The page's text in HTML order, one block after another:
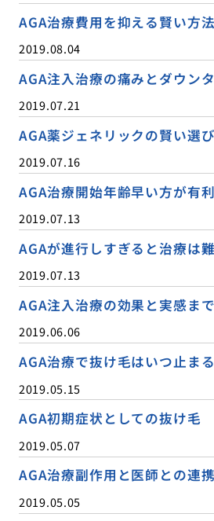
AGA治療費用を抑える賢い方法
2019.08.04
AGA注入治療の痛みとダウン
2019.07.21
AGA薬ジェネリックの賢い選
2019.07.16
AGA治療開始年齢早い方が有
2019.07.13
AGAが進行しすぎると治療は
2019.07.13
AGA注入治療の効果と実感ま
2019.06.06
AGA治療で抜け毛はいつ止ま
2019.05.15
AGA初期症状としての抜け毛
2019.05.07
AGA治療副作用と医師との連携
2019.05.05